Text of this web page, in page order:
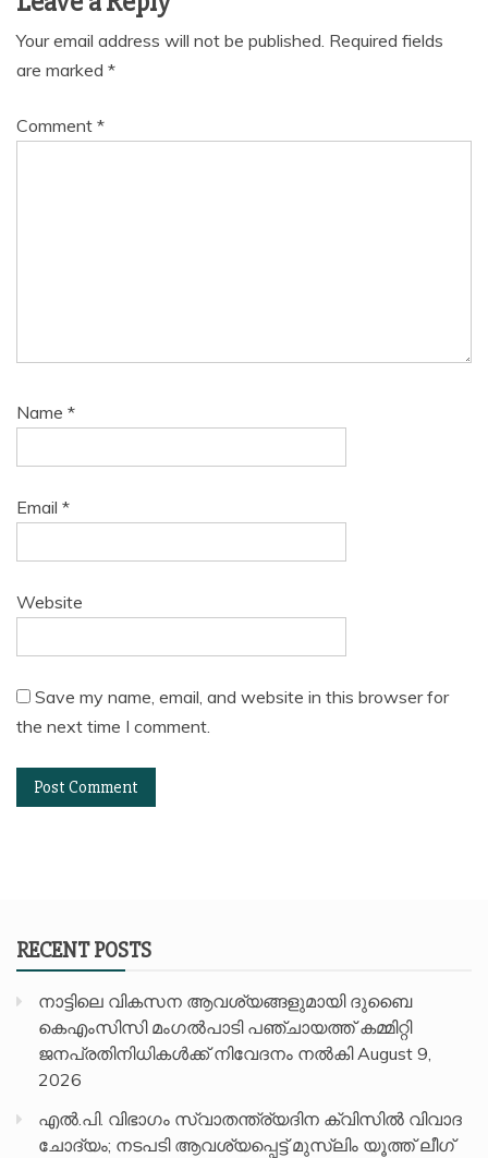
Your email address will not be published. Required fields
are marked *
Comment *
Name *
Email *
Website
Save my name, email, and website in this browser for
the next time I comment.
RECENT POSTS
നാട്ടിലെ വികസന ആവശ്യങ്ങളുമായി ദുബൈ
കെഎംസിസി മംഗൽപാടി പഞ്ചായത്ത് കമ്മിറ്റി
ജനപ്രതിനിധികൾക്ക് നിവേദനം നൽകി August 9,
2026
എൽ.പി. വിഭാഗം സ്വാതന്ത്ര്യദിന ക്വിസിൽ വിവാദ
ചോദ്യം; നടപടി ആവശ്യപ്പെട്ട് മുസ്‌ലിം യൂത്ത് ലീഗ്